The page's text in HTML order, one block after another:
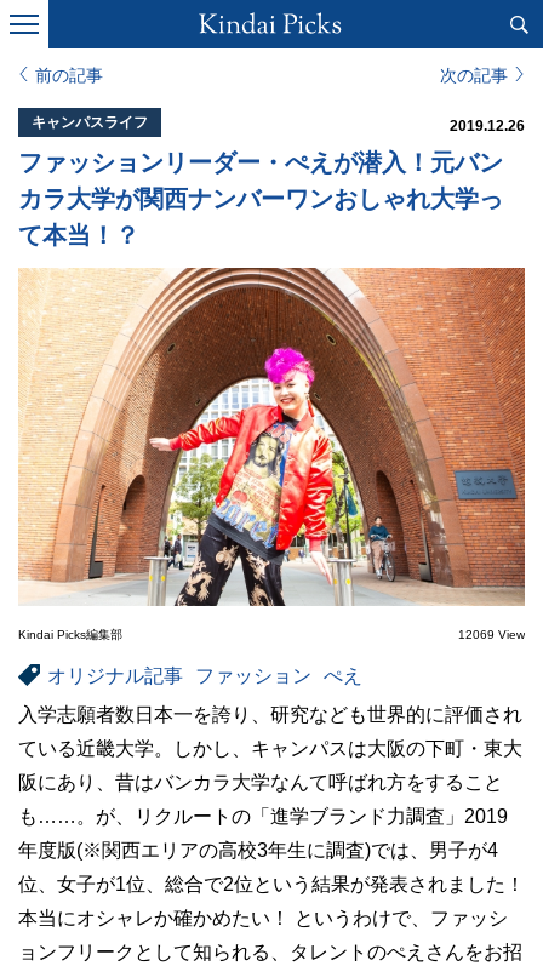
前の記事 次の記事
キャンパスライフ 2019.12.26
ファッションリーダー・ぺえが潜入！元バン
カラ大学が関西ナンバーワンおしゃれ大学っ
て本当！？
Kindai Picks編集部 12069 View
オリジナル記事 ファッション
ぺえ
入学志願者数日本一を誇り、研究なども世界的に評価され
ている近畿大学。しかし、キャンパスは大阪の下町・東大
阪にあり、昔はバンカラ大学なんて呼ばれ方をすること
も……。が、リクルートの「進学ブランド力調査」2019
年度版(※関西エリアの高校3年生に調査)では、男子が4
位、女子が1位、総合で2位という結果が発表されました！
本当にオシャレか確かめたい！ というわけで、ファッシ
ョンフリークとして知られる、タレントのぺえさんをお招